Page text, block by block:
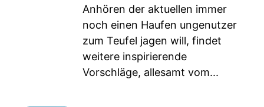
Anhören der aktuellen immer
noch einen Haufen ungenutzer
zum Teufel jagen will, findet
weitere inspirierende
Vorschläge, allesamt vom...